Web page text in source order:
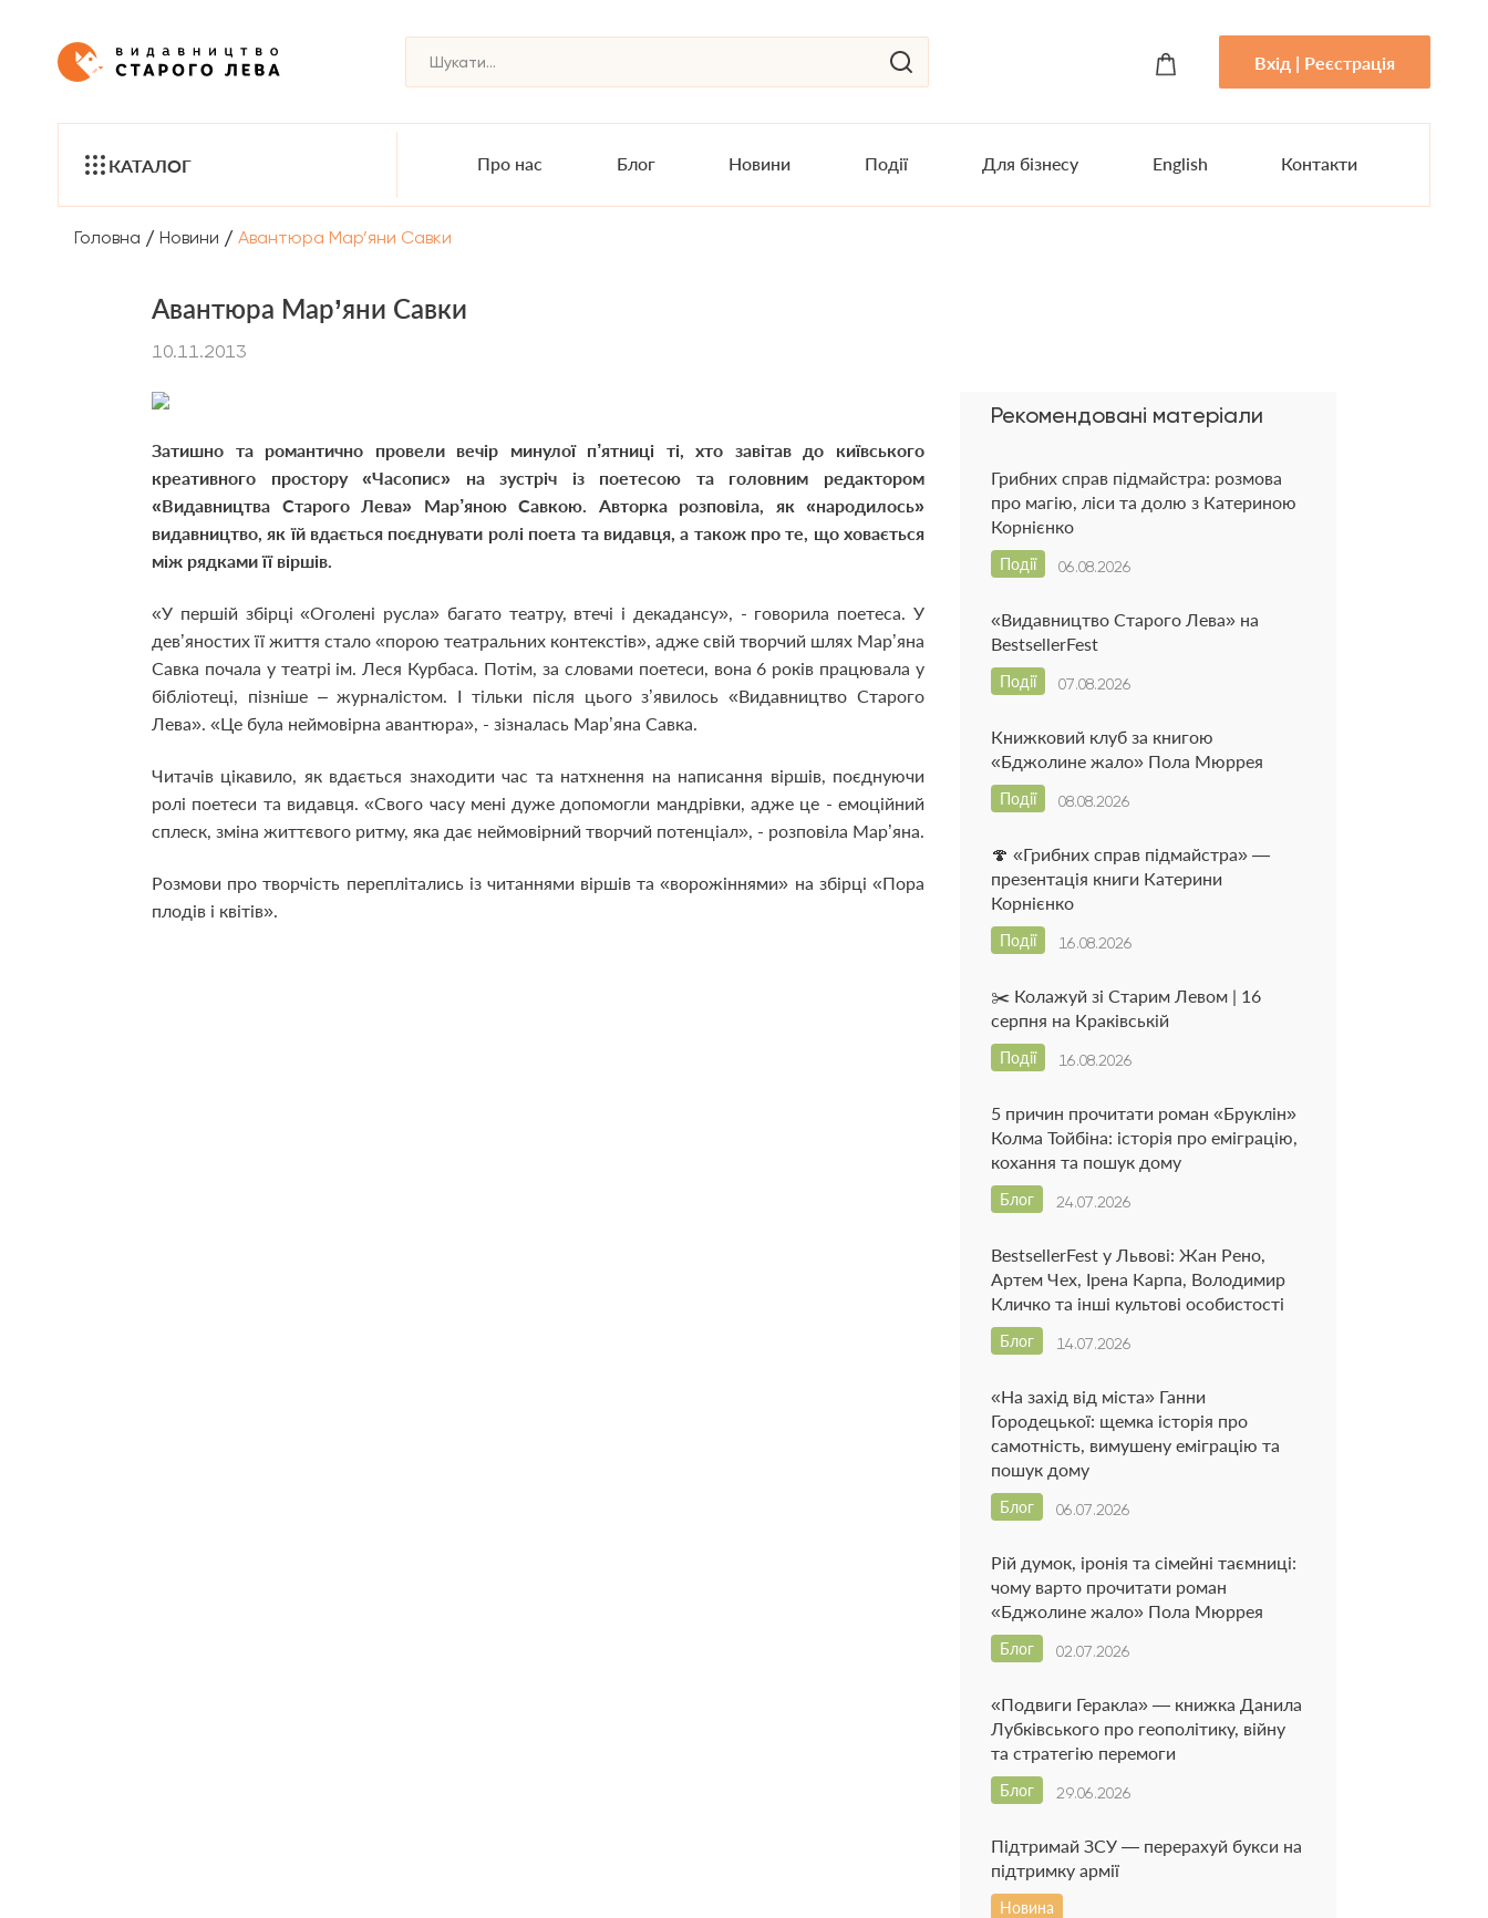
Вхід | Реєстрація
КАТАЛОГ Про нас Блог Новини Події Для бізнесу English Контакти
Головна / Новини / Авантюра Мар’яни Савки
Авантюра Мар’яни Савки
10.11.2013
Затишно та романтично провели вечір минулої п’ятниці ті, хто завітав до київського
креативного простору «Часопис» на зустріч із поетесою та головним редактором
«Видавництва Старого Лева» Мар’яною Савкою. Авторка розповіла, як «народилось»
видавництво, як їй вдається поєднувати ролі поета та видавця, а також про те, що ховається
між рядками її віршів.
«У першій збірці «Оголені русла» багато театру, втечі і декадансу», - говорила поетеса. У
дев’яностих її життя стало «порою театральних контекстів», адже свій творчий шлях Мар’яна
Савка почала у театрі ім. Леся Курбаса. Потім, за словами поетеси, вона 6 років працювала у
бібліотеці, пізніше – журналістом. І тільки після цього з’явилось «Видавництво Старого
Лева». «Це була неймовірна авантюра», - зізналась Мар’яна Савка.
Читачів цікавило, як вдається знаходити час та натхнення на написання віршів, поєднуючи
ролі поетеси та видавця. «Свого часу мені дуже допомогли мандрівки, адже це - емоційний
сплеск, зміна життєвого ритму, яка дає неймовірний творчий потенціал», - розповіла Мар’яна.
Розмови про творчість переплітались із читаннями віршів та «ворожіннями» на збірці «Пора
плодів і квітів».
Рекомендовані матеріали
Грибних справ підмайстра: розмова
про магію, ліси та долю з Катериною
Корнієнко
06.08.2026
Події
«Видавництво Старого Лева» на
BestsellerFest
07.08.2026
Події
Книжковий клуб за книгою
«Бджолине жало» Пола Мюррея
08.08.2026
Події
🍄 «Грибних справ підмайстра» —
презентація книги Катерини
Корнієнко
16.08.2026
Події
✂️ Колажуй зі Старим Левом | 16
серпня на Краківській
16.08.2026
Події
5 причин прочитати роман «Бруклін»
Колма Тойбіна: історія про еміграцію,
кохання та пошук дому
24.07.2026
Блог
BestsellerFest у Львові: Жан Рено,
Артем Чех, Ірена Карпа, Володимир
Кличко та інші культові особистості
14.07.2026
Блог
«На захід від міста» Ганни
Городецької: щемка історія про
самотність, вимушену еміграцію та
пошук дому
06.07.2026
Блог
Рій думок, іронія та сімейні таємниці:
чому варто прочитати роман
«Бджолине жало» Пола Мюррея
02.07.2026
Блог
«Подвиги Геракла» — книжка Данила
Лубківського про геополітику, війну
та стратегію перемоги
29.06.2026
Блог
Підтримай ЗСУ — перерахуй букси на
підтримку армії
Новина